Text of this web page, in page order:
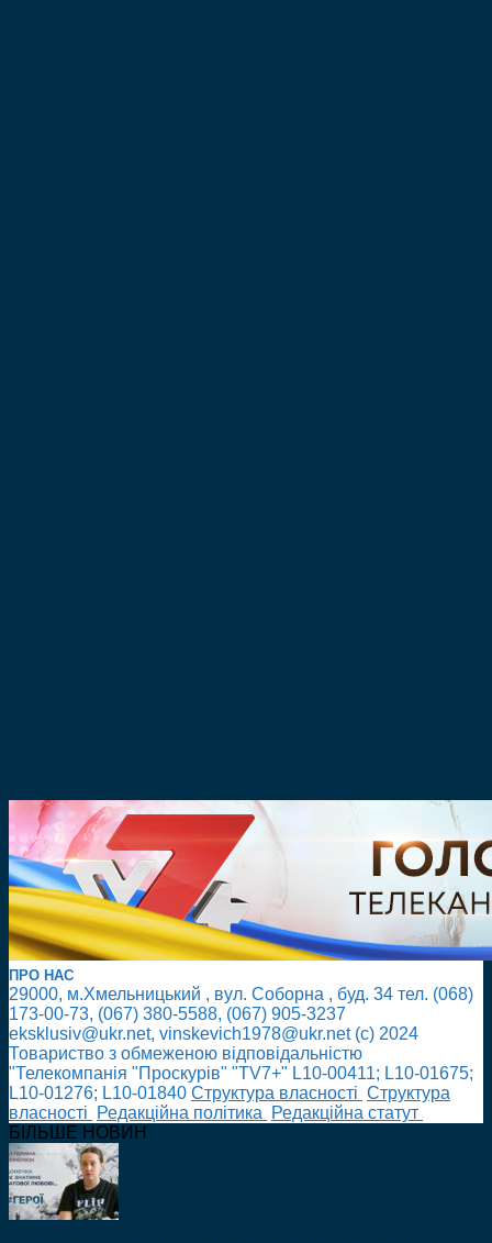
ПРО НАС
29000, м.Хмельницький , вул. Соборна , буд. 34 тел. (068)
173-00-73, (067) 380-5588, (067) 905-3237
eksklusiv@ukr.net, vinskevich1978@ukr.net (с) 2024
Товариство з обмеженою відповідальністю
"Телекомпанія "Проскурів" "TV7+" L10-00411; L10-01675;
L10-01276; L10-01840 Cтруктура власності Cтруктура
власності
Редакційна політика
Редакційна статут
БІЛЬШЕ НОВИН